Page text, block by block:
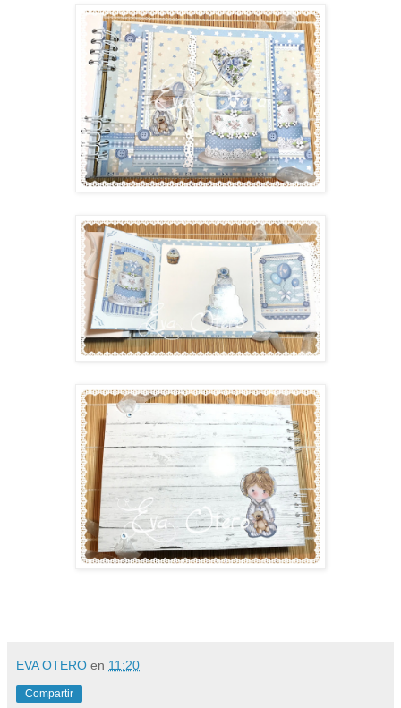
EVA OTERO en 11:20
Compartir